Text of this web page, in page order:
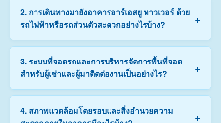
อาคารอาร์เอสยู ทาวเวอร์ ตั้งอยู่ติดถนนสุขุมวิท ปากซอย
สุขุมวิท 31 ซึ่งเป็นย่านธุรกิจ CBD ที่สำคัญ ตัวอาคารมีการ
ออกแบบทันสมัย ภาพลักษณ์ระดับพรีเมียม และมีสิ่ง
อำนวยความสะดวกภายในอาคารครบครัน เหมาะสำหรับ
องค์กรที่ต้องการตั้งสำนักงานในทำเลที่เดินทางสะดวกและ
สะท้อนความน่าเชื่อถือสูงครับ
2. การเดินทางมายังอาคารอาร์เอสยู ทาวเวอร์ ด้วย
รถไฟฟ้าหรือรถส่วนตัวสะดวกอย่างไรบ้าง?
+
สะดวกสบายมากครับ สามารถเดินทางด้วยรถไฟฟ้า BTS
สถานีพร้อมพงษ์ หรือ BTS/MRT สถานีอโศก/สุขุมวิท แล้ว
ต่อรถเพียงระยะใกล้ๆ นอกจากนี้ตัวอาคารยังติดถนนใหญ่
สุขุมวิท ทำให้การเดินทางด้วยรถส่วนตัว รถแท็กซี่ หรือรถ
3. ระบบที่จอดรถและการบริหารจัดการพื้นที่จอด
สำหรับผู้เช่าและผู้มาติดต่องานเป็นอย่างไร?
+
ทางอาคารมีอาคารจอดรถรองรับภายในตึกครับ โดยผู้เช่า
สำนักงานจะได้รับโควตาสิทธิ์ในการจอดรถยนต์ตาม
4. สภาพแวดล้อมโดยรอบและสิ่งอำนวยความ
+